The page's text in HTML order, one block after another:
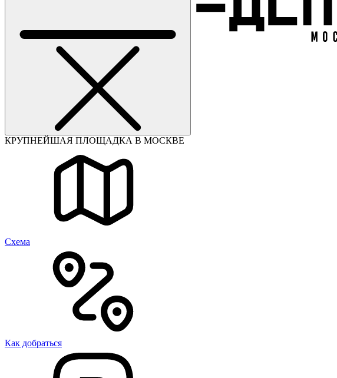
КРУПНЕЙШАЯ ПЛОЩАДКА В МОСКВЕ
Cхема
Как добраться